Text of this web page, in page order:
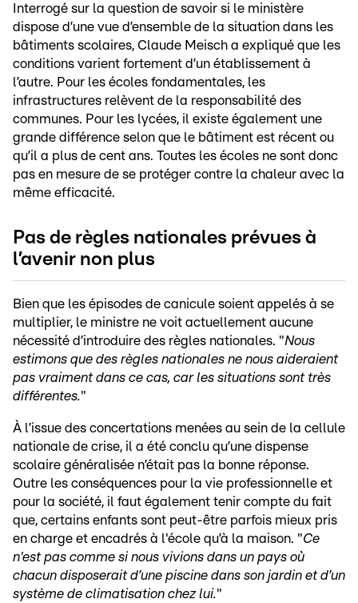
Interrogé sur la question de savoir si le ministère
dispose d’une vue d’ensemble de la situation dans les
bâtiments scolaires, Claude Meisch a expliqué que les
conditions varient fortement d’un établissement à
l’autre. Pour les écoles fondamentales, les
infrastructures relèvent de la responsabilité des
communes. Pour les lycées, il existe également une
grande différence selon que le bâtiment est récent ou
qu’il a plus de cent ans. Toutes les écoles ne sont donc
pas en mesure de se protéger contre la chaleur avec la
même efficacité.
Pas de règles nationales prévues à
l’avenir non plus
Bien que les épisodes de canicule soient appelés à se
multiplier, le ministre ne voit actuellement aucune
nécessité d’introduire des règles nationales. "Nous
estimons que des règles nationales ne nous aideraient
pas vraiment dans ce cas, car les situations sont très
différentes."
À l’issue des concertations menées au sein de la cellule
nationale de crise, il a été conclu qu’une dispense
scolaire généralisée n’était pas la bonne réponse.
Outre les conséquences pour la vie professionnelle et
pour la société, il faut également tenir compte du fait
que, certains enfants sont peut-être parfois mieux pris
en charge et encadrés à l'école qu’à la maison. "Ce
n'est pas comme si nous vivions dans un pays où
chacun disposerait d’une piscine dans son jardin et d’un
système de climatisation chez lui."